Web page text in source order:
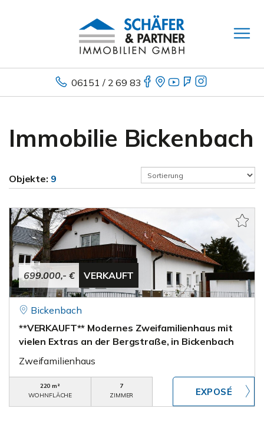
06151 / 2 69 83
Immobilie Bickenbach
Objekte: 9
699.000,- € VERKAUFT
Bickenbach
**VERKAUFT** Modernes Zweifamilienhaus mit
vielen Extras an der Bergstraße, in Bickenbach
Zweifamilienhaus
220 m²
WOHNFLÄCHE
7
ZIMMER